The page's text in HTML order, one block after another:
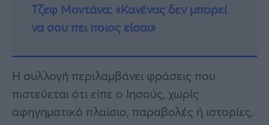
Τζεφ Μοντάνα: «Κανένας δεν μπορεί
να σου πει ποιος είσαι»
Η συλλογή περιλαμβάνει φράσεις που
πιστεύεται ότι είπε ο Ιησούς, χωρίς
αφηγηματικό πλαίσιο, παραβολές ή ιστορίες.